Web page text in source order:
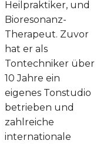
Heilpraktiker, und
Bioresonanz-
Therapeut. Zuvor
hat er als
Tontechniker über
10 Jahre ein
eigenes Tonstudio
betrieben und
zahlreiche
internationale